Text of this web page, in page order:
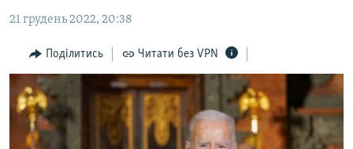
основної
навігації
Перейти
до
пошуку
БЛОГИ
ПОГЛЯД
ІНТЕРВ'Ю
ВСЕ ЗА ДЕНЬ
СПЕЦПРОЕКТИ
21 грудень 2022, 20:38
Поділитись Читати без VPN